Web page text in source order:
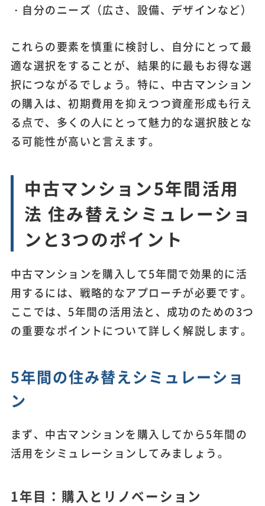
・自分のニーズ（広さ、設備、デザインなど）
これらの要素を慎重に検討し、自分にとって最
適な選択をすることが、結果的に最もお得な選
択につながるでしょう。特に、中古マンション
の購入は、初期費用を抑えつつ資産形成も行え
る点で、多くの人にとって魅力的な選択肢とな
る可能性が高いと言えます。
中古マンション5年間活用
法 住み替えシミュレーショ
ンと3つのポイント
中古マンションを購入して5年間で効果的に活
用するには、戦略的なアプローチが必要です。
ここでは、5年間の活用法と、成功のための3つ
の重要なポイントについて詳しく解説します。
5年間の住み替えシミュレーショ
ン
まず、中古マンションを購入してから5年間の
活用をシミュレーションしてみましょう。
1年目：購入とリノベーション